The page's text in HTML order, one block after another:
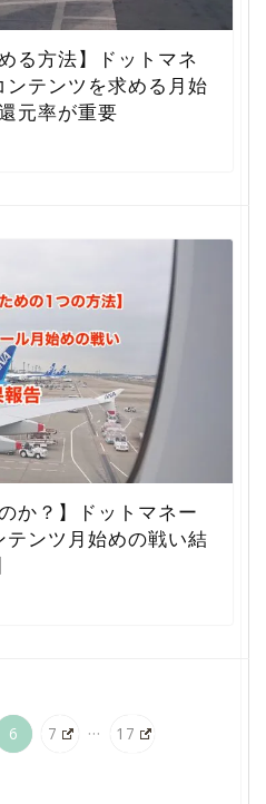
る方法】ドットマネ
ンテンツを求める月始
元率が重要
か？】ドットマネー
テンツ月始めの戦い結
6 7 ... 17